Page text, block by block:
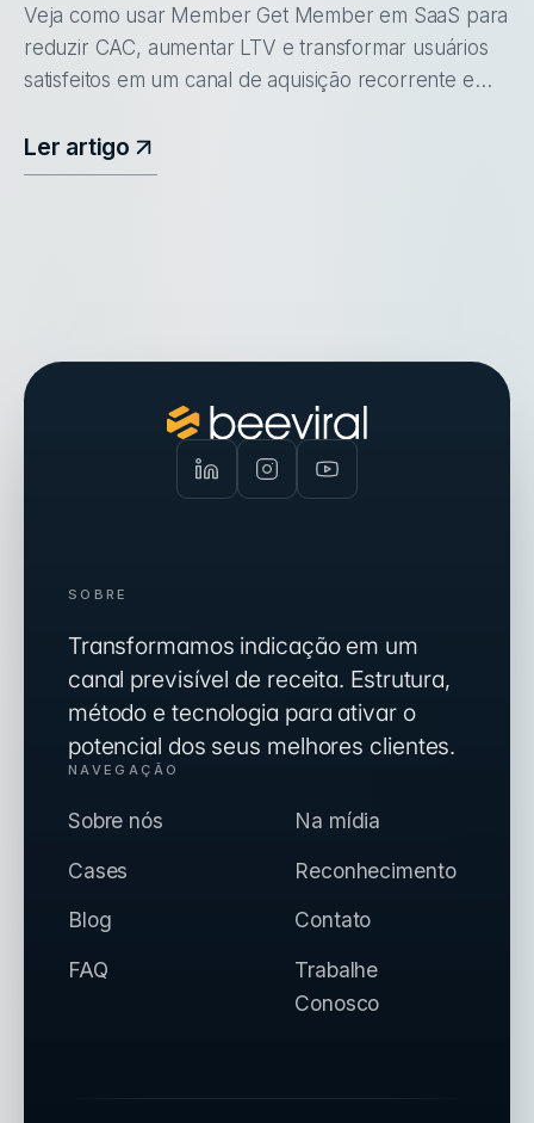
Veja como usar Member Get Member em SaaS para
reduzir CAC, aumentar LTV e transformar usuários
satisfeitos em um canal de aquisição recorrente e
Ler artigo
SOBRE
Transformamos indicação em um
canal previsível de receita. Estrutura,
método e tecnologia para ativar o
potencial dos seus melhores clientes.
NAVEGAÇÃO
Sobre nós
Na mídia
Cases
Reconhecimento
Blog
Contato
FAQ
Trabalhe
Conosco